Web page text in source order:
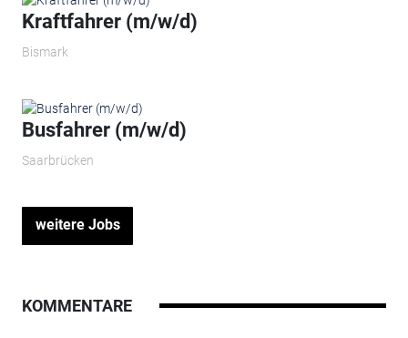
Kraftfahrer (m/w/d)
Bismark
Busfahrer (m/w/d)
Saarbrücken
weitere Jobs
KOMMENTARE